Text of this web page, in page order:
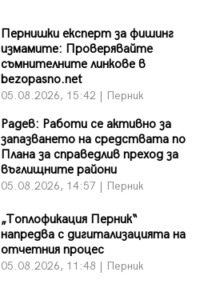
Пернишки експерт за фишинг
измамите: Проверявайте
съмнителните линкове в
bezopasno.net
05.08.2026, 15:42 | Перник
Радев: Работи се активно за
запазването на средствата по
Плана за справедлив преход за
въглищните райони
05.08.2026, 14:57 | Перник
„Топлофикация Перник“
напредва с дигитализацията на
отчетния процес
05.08.2026, 11:48 | Перник